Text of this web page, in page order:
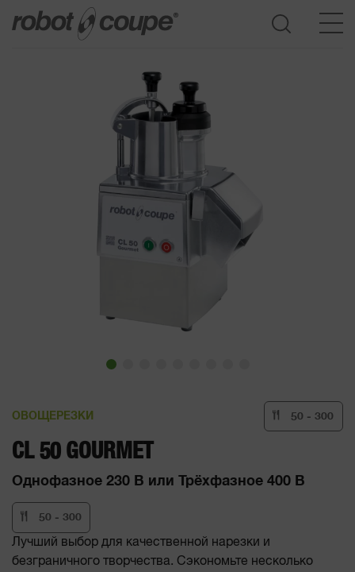
ОВОЩЕРЕЗКИ 50 - 300
CL 50 GOURMET
Однофазное 230 В или Трёхфазное 400 В
50 - 300
Лучший выбор для качественной нарезки и
безграничного творчества. Сэкономьте несколько
Доступ к Руководству по выбору